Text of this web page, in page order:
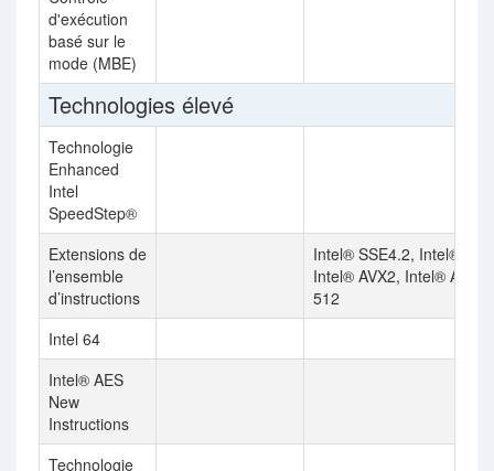
d'exécution
basé sur le
mode (MBE)
Technologies élevé
Technologie
Enhanced
Intel
SpeedStep®
Extensions de
l’ensemble
d’instructions
Intel® SSE4.2, Intel®
Intel® AVX2, Intel® AVX-
512
Intel 64
Intel® AES
New
Instructions
Technologie